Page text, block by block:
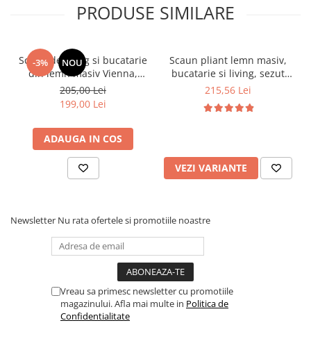
PRODUSE SIMILARE
-3% NOU
Scaun de living si bucatarie
din lemn masiv Vienna,
tapiterie stofa,100 kg,
94x49x40 cm, nuc/bej
205,00 Lei
199,00 Lei
ADAUGA IN COS
Scaun pliant lemn masiv,
bucatarie si living, sezut
tapitat cu piele ecologica,
215,56 Lei
VEZI VARIANTE
Newsletter Nu rata ofertele si promotiile noastre
Vreau sa primesc newsletter cu promotiile
magazinului. Afla mai multe in Politica de
Confidentialitate